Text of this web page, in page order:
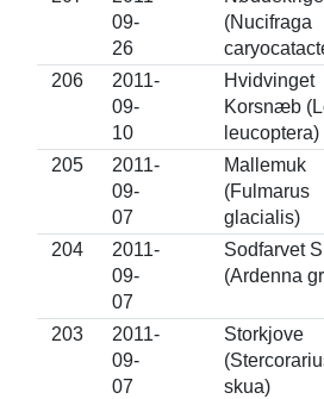
09-
26
(Nucifraga
206
2011-
09-
10
Hvidvinget
Korsnæb
leucoptera)
205
2011-
09-
07
Mallemuk
(Fulmarus
glacialis)
204
2011-
09-
07
Sodfarvet
(Ardenna
203
2011-
09-
07
Storkjove
skua)